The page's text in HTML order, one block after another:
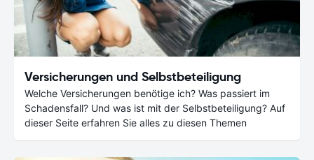
Versicherungen und Selbstbeteiligung
Welche Versicherungen benötige ich? Was passiert im
Schadensfall? Und was ist mit der Selbstbeteiligung? Auf
dieser Seite erfahren Sie alles zu diesen Themen